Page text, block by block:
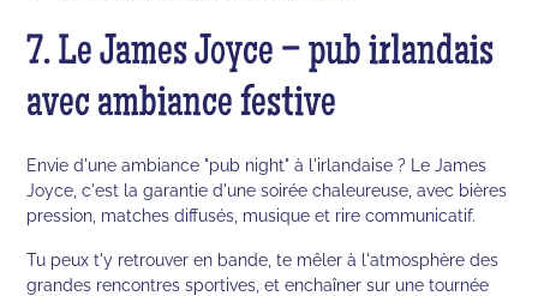
7. Le James Joyce – pub irlandais
avec ambiance festive
Envie d'une ambiance "pub night" à l'irlandaise ? Le James
Joyce, c'est la garantie d'une soirée chaleureuse, avec bières
pression, matches diffusés, musique et rire communicatif.
Tu peux t'y retrouver en bande, te mêler à l'atmosphère des
grandes rencontres sportives, et enchaîner sur une tournée